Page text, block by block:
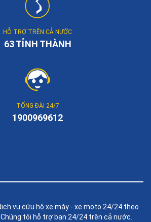
HỖ TRỢ TRÊN CẢ NƯỚC
63 TỈNH THÀNH
TỔNG ĐÀI 24/7
1900969612
vụ cứu hộ xe máy - xe moto 24/24 theo
tôi hỗ trợ bạn 24/24 trên cả nước.